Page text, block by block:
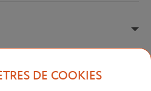
DE COOKIES